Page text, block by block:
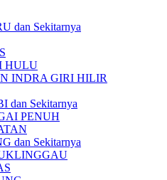
dan Sekitarnya
HULU
INDRA GIRI HILIR
dan Sekitarnya
PENUH
dan Sekitarnya